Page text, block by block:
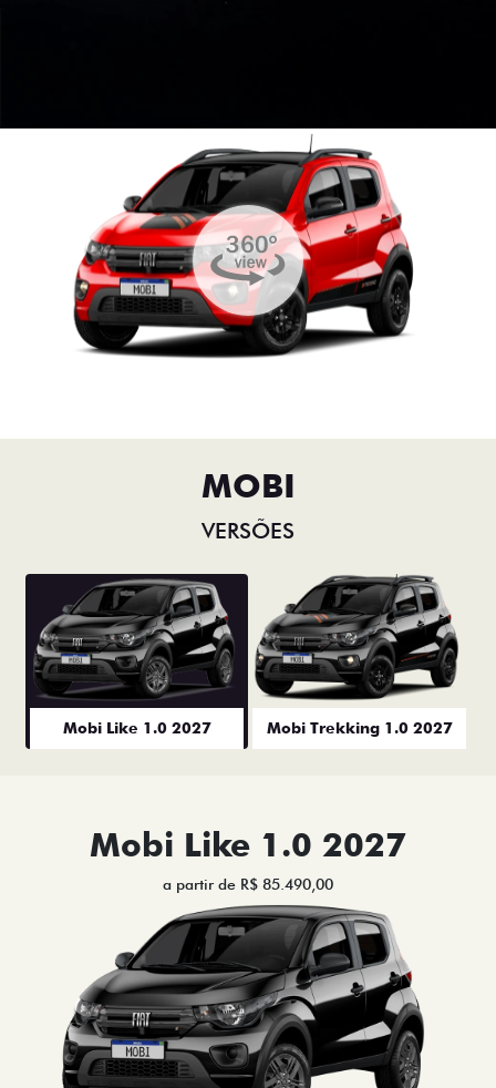
MOBI
VERSÕES
Mobi Like 1.0 2027 Mobi Trekking 1.0 2027
Mobi Like 1.0 2027
a partir de R$ 85.490,00